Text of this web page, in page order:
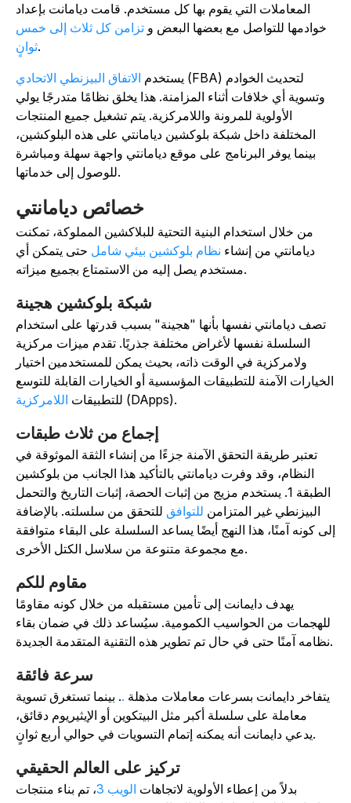
المعاملات التي يقوم بها كل مستخدم. قامت ديامانت بإعداد
خوادمها للتواصل مع بعضها البعض و تزامن كل ثلاث إلى خمس
ثوانٍ
يستخدمالاتفاق البيزنطي الاتحادي
(FBA) لتحديث الخوادم
وتسوية أي خلافات أثناء المزامنة. هذا يخلق نظامًا متدرجًا يولي
الأولوية للمرونة واللامركزية. يتم تشغيل جميع المنتجات
المختلفة داخل شبكة بلوكشين ديامانتي على هذه البلوكشين،
بينما يوفر البرنامج على موقع ديامانتي واجهة سهلة ومباشرة
خصائص ديامانتي
من خلال استخدام البنية التحتية للبلاكشين المملوكة، تمكنت
ديامانتي من إنشاءنظام بلوكشين بيئي شاملحتى يتمكن أي
شبكة بلوكشين هجينة
تصف ديامانتي نفسها بأنها "هجينة" بسبب قدرتها على استخدام
السلسلة نفسها لأغراض مختلفة جذريًا. تقدم ميزات مركزية
ولامركزية في الوقت ذاته، بحيث يمكن للمستخدمين اختيار
الآمنة للتطبيقات المؤسسية أو الخيارات القابلة للتوسع
للتطبيقاتاللامركزية (DApps).
إجماع من ثلاث طبقات
تعتبر طريقة التحقق الآمنة جزءًا من إنشاء الثقة الموثوقة في
النظام، وقد وفرت ديامانتي بالتأكيد هذا الجانب من بلوكشين
الطبقة 1. يستخدم مزيج من إثبات الحصة، إثبات التاريخ والتحمل
البيزنطي غير المتزامنللتوافقللتحقق من سلسلته. بالإضافة
كونه آمنًا، هذا النهج أيضًا يساعد السلسلة على البقاء متوافقة
مقاوم للكم
يهدف دايمانت إلى تأمين مستقبله من خلال كونه مقاومًا
للهجمات من الحواسيب الكمومية. سيُساعد ذلك في ضمان بقاء
سرعة فائقة
يتفاخر دايمانت بسرعات معاملات مذهلة.. بينما تستغرق تسوية
معاملة على سلسلة أكبر مثل البيتكوين أو الإيثيريوم دقائق،
تركيز على العالم الحقيقي
بدلاً من إعطاء الأولوية لاتجاهاتالويب 3 ، تم بناء منتجات